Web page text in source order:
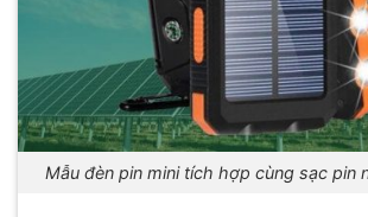
Mẫu đèn pin mini tích hợp cùng sạc pin